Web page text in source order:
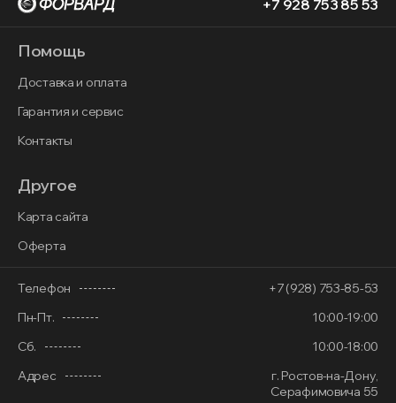
+7 928 753 85 53
Помощь
Доставка и оплата
Гарантия и сервис
Контакты
Другое
Карта сайта
Оферта
Телефон
+7 (928) 753-85-53
Пн-Пт.
10:00-19:00
Сб.
10:00-18:00
Адрес
г. Ростов-на-Дону,
Серафимовича 55